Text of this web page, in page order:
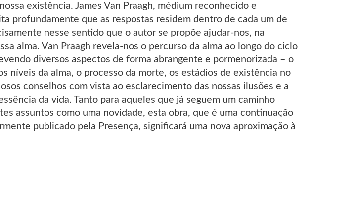
existência. James Van Praagh, médium reconhecido e
profundamente que as respostas residem dentro de cada um de
nesse sentido que o autor se propõe ajudar-nos, na
alma. Van Praagh revela-nos o percurso da alma ao longo do ciclo
diversos aspectos de forma abrangente e pormenorizada – o
níveis da alma, o processo da morte, os estádios de existência no
conselhos com vista ao esclarecimento das nossas ilusões e a
da vida. Tanto para aqueles que já seguem um caminho
assuntos como uma novidade, esta obra, que é uma continuação
publicado pela Presença, significará uma nova aproximação à